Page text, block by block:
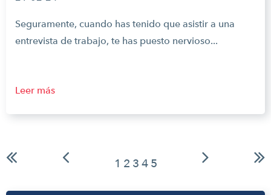
Seguramente, cuando has tenido que asistir a una
entrevista de trabajo, te has puesto nervioso...
Leer más
1 2 3 4 5